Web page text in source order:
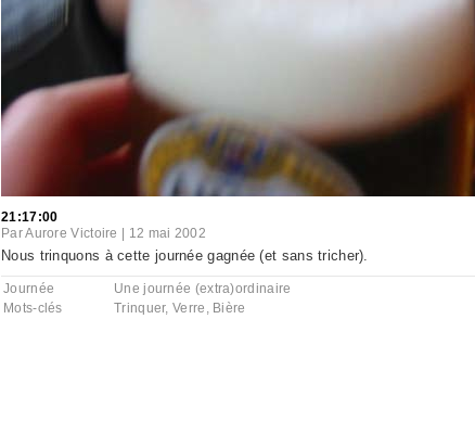
21:17:00
ParAurore Victoire 12 mai 2002
Nous trinquons à cette journée gagnée (et sans tricher).
Journée
Une journée (extra)ordinaire
Mots-clés
Trinquer,Verre , Bière